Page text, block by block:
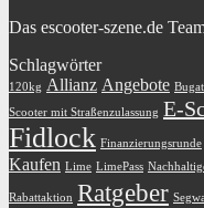
Das escooter-szene.de
Schlagwörter
120kg Allianz Angebote
Scooter mit Straßenzulassung E-
Fidlock Finanzierungsrunde
Kaufen Lime LimePass
Rabattaktion Ratgeber